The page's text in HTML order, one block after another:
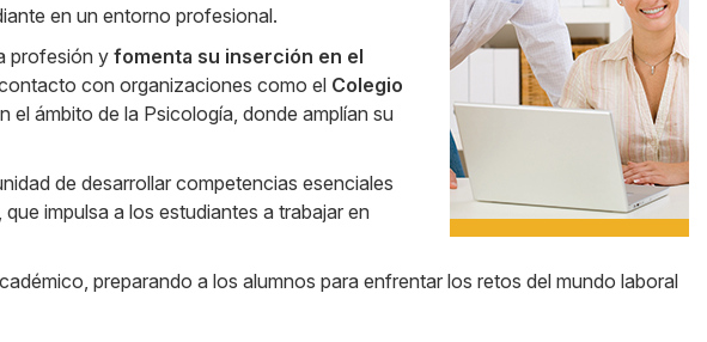
en un entorno profesional.
profesión y fomenta su inserción en el
con organizaciones como el Colegio
el ámbito de la Psicología, donde amplían su
de desarrollar competencias esenciales
impulsa a los estudiantes a trabajar en
preparando a los alumnos para enfrentar los retos del mundo laboral